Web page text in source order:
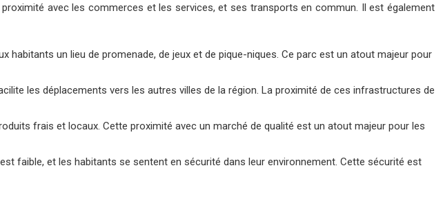
avec les commerces et les services, et ses transports en commun. Il est également
habitants un lieu de promenade, de jeux et de pique-niques. Ce parc est un atout majeur pour
les déplacements vers les autres villes de la région. La proximité de ces infrastructures de
frais et locaux. Cette proximité avec un marché de qualité est un atout majeur pour les
faible, et les habitants se sentent en sécurité dans leur environnement. Cette sécurité est